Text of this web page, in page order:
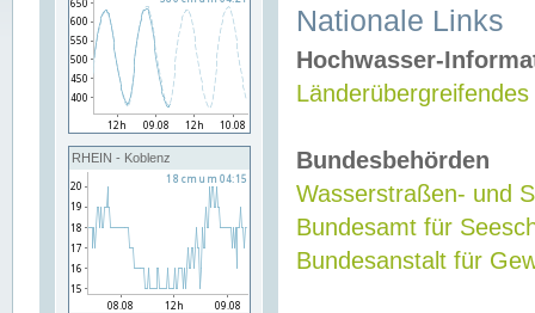
RHEIN - Koblenz
Nationale Links
Hochwasser-
Bundesbehörden
Wasserstraßen- und
Bundesamt für
Bundesanstalt für